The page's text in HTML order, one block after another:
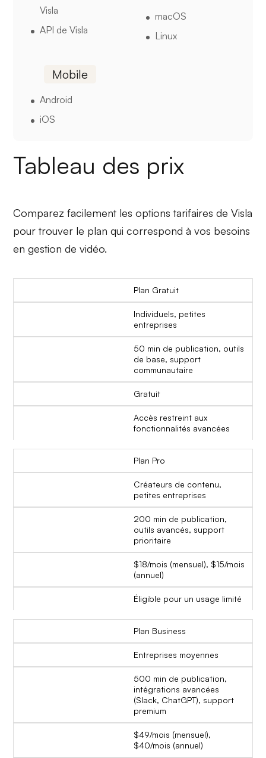
Visla
API de Visla
macOS
Linux
Mobile
Android
iOS
Tableau des prix
Comparez facilement les options tarifaires de Visla
pour trouver le plan qui correspond à vos besoins
en gestion de vidéo.
Plan Gratuit
Individuels, petites
entreprises
50 min de publication, outils
de base, support
communautaire
Gratuit
Accès restreint aux
fonctionnalités avancées
Plan Pro
Créateurs de contenu,
petites entreprises
200 min de publication,
outils avancés, support
prioritaire
$18/mois (mensuel), $15/mois
(annuel)
Éligible pour un usage limité
Plan Business
Entreprises moyennes
500 min de publication,
intégrations avancées
(Slack, ChatGPT), support
premium
$49/mois (mensuel),
$40/mois (annuel)